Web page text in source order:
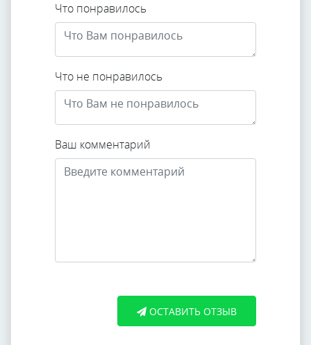
Что понравилось
Что не понравилось
Ваш комментарий
ОСТАВИТЬ ОТЗЫВ